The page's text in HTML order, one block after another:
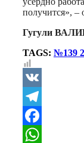
получится», –
Гугули
TAGS: №139
VK
Telegram
Facebook